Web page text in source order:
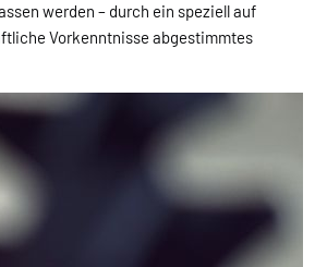
werden – durch ein speziell auf
Vorkenntnisse abgestimmtes